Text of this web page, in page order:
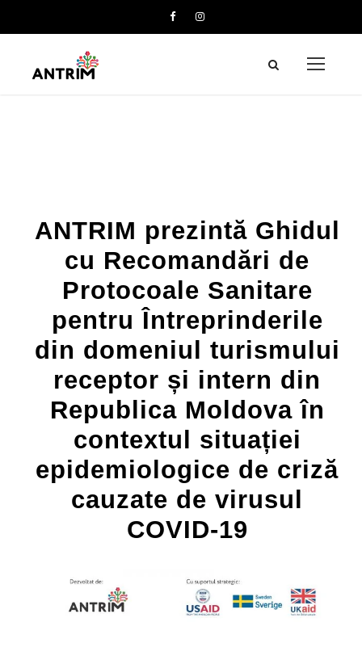
ANTRIM prezintă Ghidul
cu Recomandări de
Protocoale Sanitare
pentru Întreprinderile
din domeniul turismului
receptor și intern din
Republica Moldova în
contextul situației
epidemiologice de criză
cauzate de virusul
COVID-19